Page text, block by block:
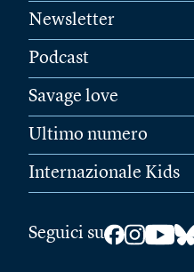
Newsletter
Podcast
Savage love
Ultimo numero
Internazionale Kids
Seguici su